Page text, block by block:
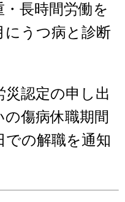
長時間労働を
にうつ病と診断
認定の申し出
傷病休職期間
での解職を通知